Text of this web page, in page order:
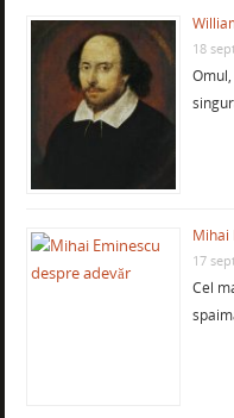
18
Mihai
17
Cel